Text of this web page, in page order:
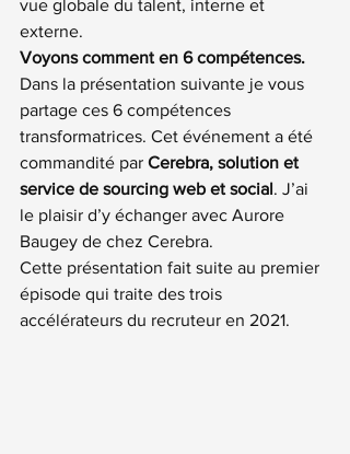
vue globale du talent, interne et
externe.
Voyons comment en 6 compétences.
Dans la présentation suivante je vous
partage ces 6 compétences
transformatrices. Cet événement a été
commandité par Cerebra, solution et
service de sourcing web et social. J’ai
le plaisir d’y échanger avec Aurore
Baugey de chez Cerebra.
Cette présentation fait suite au premier
épisode qui traite des trois
accélérateurs du recruteur en 2021.